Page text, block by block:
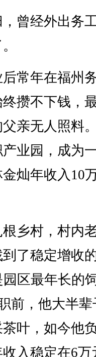
曾经外出务
常年在福州
攒不下钱，
亲无人照料
业园，成为
灿年收入10
乡村，村内
了稳定增收
区最年长的
前，他大半
叶，如今他
入稳定在6万